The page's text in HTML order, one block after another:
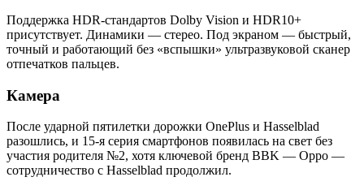
Поддержка HDR-стандартов Dolby Vision и HDR10+
присутствует. Динамики — стерео. Под экраном — быстрый,
точный и работающий без «вспышки» ультразвуковой сканер
отпечатков пальцев.
Камера
После ударной пятилетки дорожки OnePlus и Hasselblad
разошлись, и 15-я серия смартфонов появилась на свет без
участия родителя №2, хотя ключевой бренд BBK — Oppo —
сотрудничество с Hasselblad продолжил.